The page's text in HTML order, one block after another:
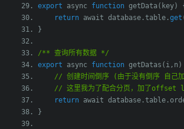
export async function getData( key)
return await database .table .get
}
/** 查询所有数据 */
export async function getDatas ( i , n )
// 创建时间倒序 (由于没有倒序 自己
// 这里我为了配合分页，加了offset
return await database .table .
}